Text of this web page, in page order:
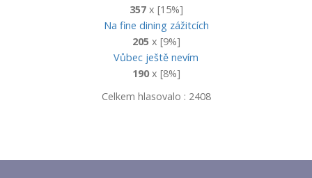
357x [15%]
Na fine dining zážitcích
205 x [9%]
Vůbec ještě nevím
190x [8%]
Celkem hlasovalo : 2408